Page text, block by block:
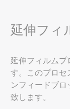
延伸フィ
延伸フィルムプ
す。このプロセ
ンフィードブ
致します。